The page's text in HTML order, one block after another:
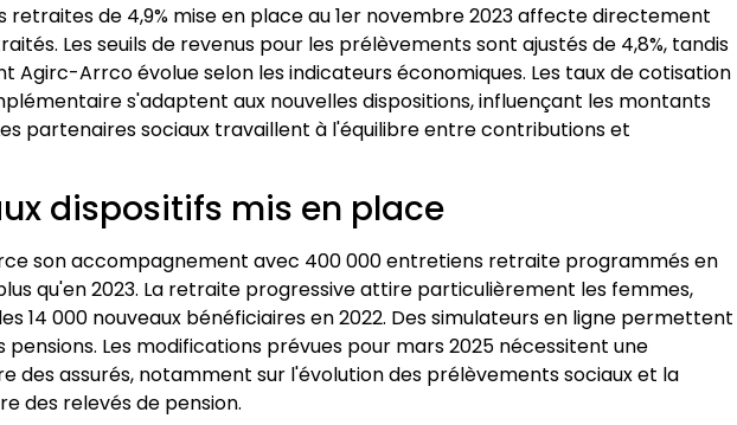
retraites de 4,9% mise en place au 1er novembre 2023 affecte directement
Les seuils de revenus pour les prélèvements sont ajustés de 4,8%, tandis
Agirc-Arrco évolue selon les indicateurs économiques. Les taux de cotisation
s'adaptent aux nouvelles dispositions, influençant les montants
partenaires sociaux travaillent à l'équilibre entre contributions et
dispositifs mis en place
son accompagnement avec 400 000 entretiens retraite programmés en
qu'en 2023. La retraite progressive attire particulièrement les femmes,
14 000 nouveaux bénéficiaires en 2022. Des simulateurs en ligne permettent
Les modifications prévues pour mars 2025 nécessitent une
des assurés, notamment sur l'évolution des prélèvements sociaux et la
des relevés de pension.